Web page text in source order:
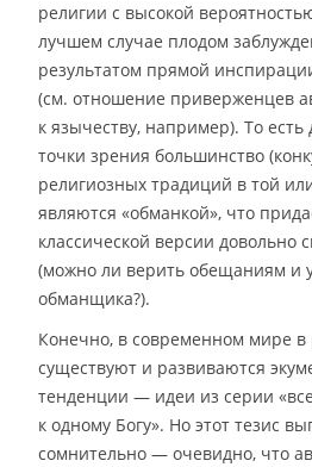
религии с высокой
лучшем случае плодом
результатом прямой
(см. отношение приверженцев
к язычеству, например). То
точки зрения большинство
религиозных традиций в той
являются «обманкой», что
классической версии довольно
(можно ли верить обещаниям и
обманщика?).
Конечно, в современном мире в
существуют и развиваются
тенденции — идеи из серии
к одному Богу». Но этот тезис
сомнительно — очевидно, что